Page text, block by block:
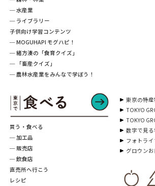
─ 水産業
─ ライブラリー
子供向け学習コンテンツ
─ MOGUHAPI モグハピ！
─ 緒方湊の「食育クイズ」
─ 「畜産クイズ」
─ 農林水産業をみんなで学ぼう！
買う・食べる
─ 加工品
─ 販売店
─ 飲食店
直売所へ行こう
レシピ
東京の特産
TOKYO
TOKYO
数字で見る
フォトラ
グロウン